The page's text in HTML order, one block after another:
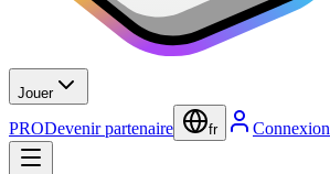
Jouer
PRODevenir partenaire fr Connexion